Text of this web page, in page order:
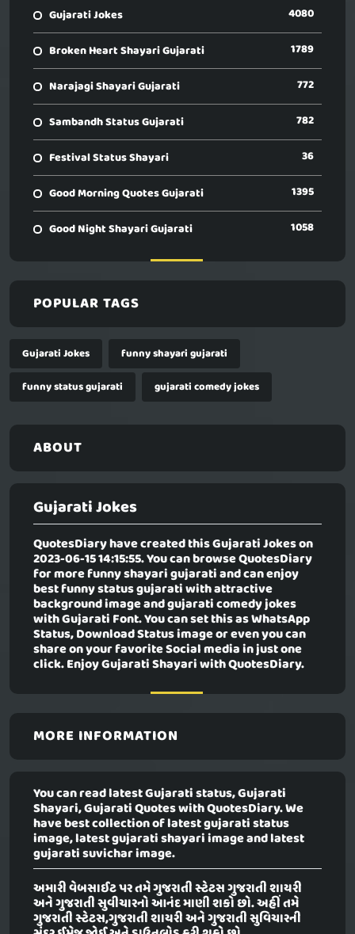
Gujarati Jokes 4080
Broken Heart Shayari Gujarati 1789
Narajagi Shayari Gujarati 772
Sambandh Status Gujarati 782
Festival Status Shayari 36
Good Morning Quotes Gujarati 1395
Good Night Shayari Gujarati 1058
POPULAR TAGS
Gujarati Jokes
funny shayari gujarati
funny status gujarati
gujarati comedy jokes
ABOUT
Gujarati Jokes
QuotesDiary have created thisGujarati Jokeson
2023-06-15 14:15:55. You can browse QuotesDiary
for more funny shayari gujarati and can enjoy
best funny status gujarati with attractive
background image and gujarati comedy jokes
with Gujarati Font. You can set this as WhatsApp
Status, Download Status image or even you can
share on your favorite Social media in just one
click. Enjoy Gujarati Shayari with QuotesDiary.
MORE INFORMATION
You can read latest Gujarati status, Gujarati
Shayari, Gujarati Quotes with QuotesDiary. We
have best collection of latest gujarati status
image, latest gujarati shayari image and latest
gujarati suvichar image.
અમારી વેબસાઈટ પર તમે ગુજરાતી સ્ટેટસ ગુજરાતી શાયરી
અને ગુજરાતી સુવીચારનો આનંદ માણી શકો છો. અહીં તમે
ગુજરાતી સ્ટેટસ,ગુજરાતી શાયરી અને ગુજરાતી સુવિચારની